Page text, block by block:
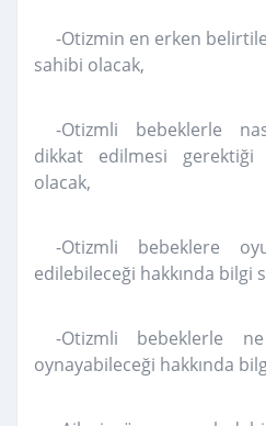
-Otizmin en erken
sahibi olacak,
-Otizmli bebeklerle
dikkat edilmesi gerektiği
olacak,
-Otizmli bebeklere
edilebileceği hakkında bilgi
-Otizmli bebeklerle
oynayabileceği hakkında